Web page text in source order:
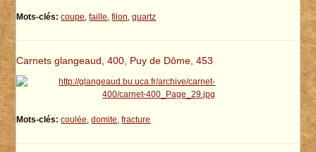
Mots-clés: coupe,faille,filon,quartz
Carnets glangeaud, 400, Puy de Dôme, 453
Mots-clés: coulée ,domite ,fracture